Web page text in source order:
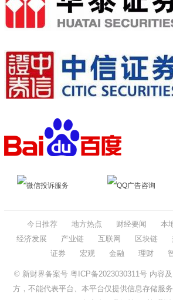
微信投诉服务 QQ广告咨询
今日推荐 地方热点 财经要闻 本
经济发展
产业链 互联网 区块链
证券
宏观 金融 理财
© 新财界备案号 粤ICP备2023030311号内容及
方，不能代表平台、本平台仅提供信息存储服